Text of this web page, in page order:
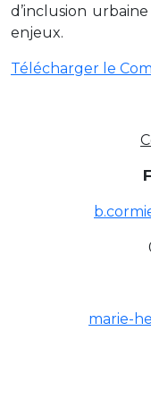
d’inclusion
enjeux.
Télécharger le
marie-